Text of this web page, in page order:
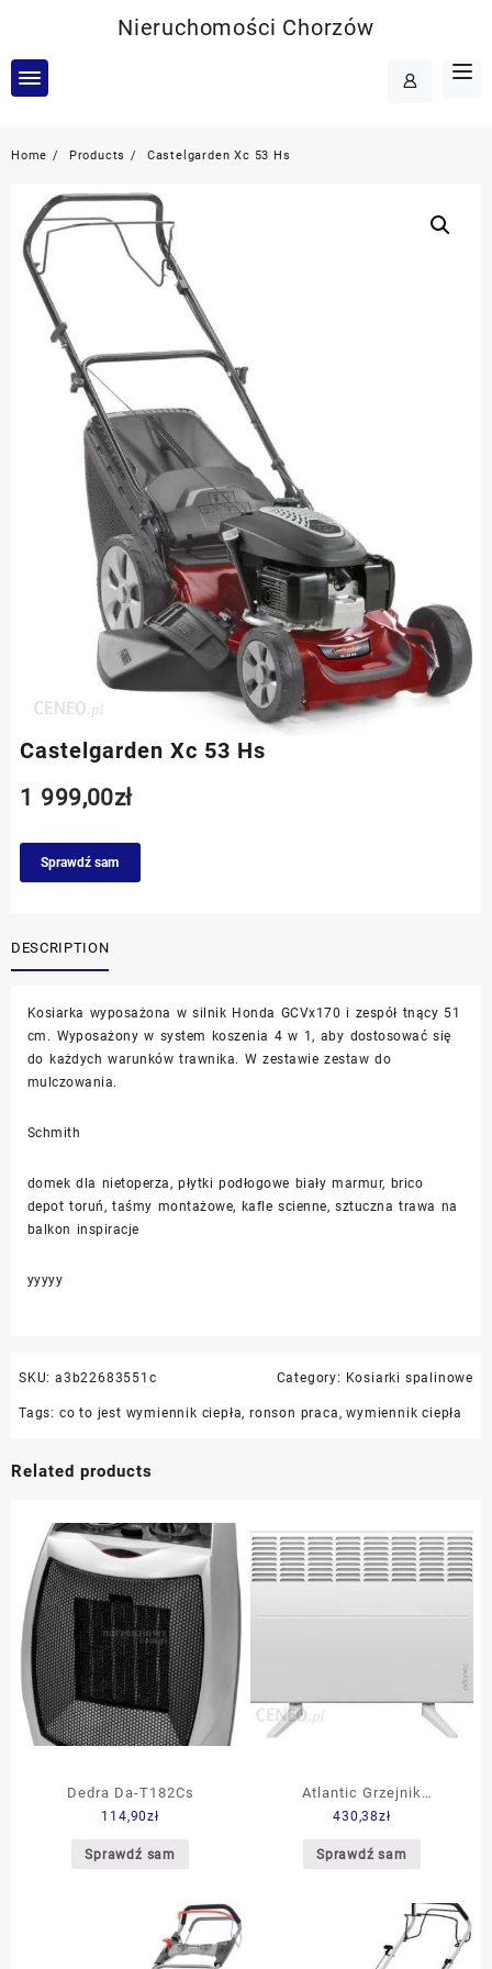
content
Nieruchomości Chorzów
Home Products Castelgarden Xc 53 Hs
Castelgarden Xc 53 Hs
1 999,00zł
Sprawdź sam
DESCRIPTION
Kosiarka wyposażona w silnik Honda GCVx170 i zespół tnący 51
cm. Wyposażony w system koszenia 4 w 1, aby dostosować się
do każdych warunków trawnika. W zestawie zestaw do
mulczowania.
Schmith
domek dla nietoperza, płytki podłogowe biały marmur, brico
depot toruń, taśmy montażowe, kafle scienne, sztuczna trawa na
balkon inspiracje
yyyyy
SKU: a3b22683551c Category: Kosiarki spalinowe
Tags: co to jest wymiennik ciepła,ronson praca,wymiennik ciepła
Related products
Dedra Da-T182Cs
114,90zł
Sprawdź sam
Atlantic Grzejnik
Konwektorowy 2500W
515504
430,38zł
Sprawdź sam